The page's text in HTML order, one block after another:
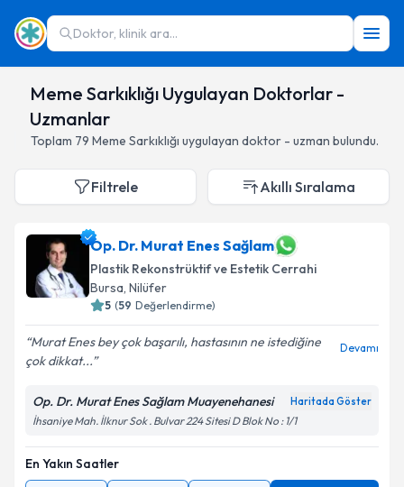
Doktor, klinik ara...
Meme Sarkıklığı Uygulayan Doktorlar -
Uzmanlar
Toplam 79 Meme Sarkıklığı uygulayan doktor - uzman bulundu.
Filtrele Akıllı Sıralama
Op. Dr. Murat Enes Sağlam
Plastik Rekonstrüktif ve Estetik Cerrahi
Bursa, Nilüfer
5 (59 Değerlendirme)
Murat Enes bey çok başarılı, hastasının ne istediğine
çok dikkat...
Devamı
Op. Dr. Murat Enes Sağlam Muayenehanesi Haritada Göster
İhsaniye Mah. İlknur Sok . Bulvar 224 Sitesi D Blok No : 1/1
En Yakın Saatler